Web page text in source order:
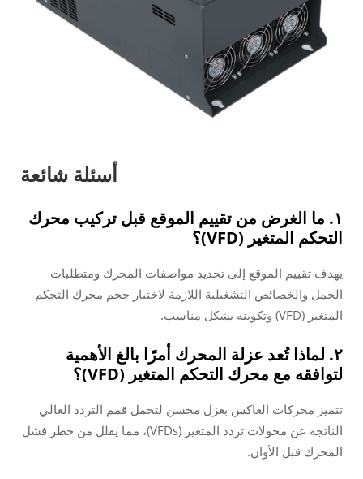
أسئلة شائعة
١. ما الغرض من تقييم الموقع قبل تركيب محرك
التحكم المتغير (VFD)؟
يهدف تقييم الموقع إلى تحديد مواصفات المحرك ومتطلبات
الحمل والخصائص التشغيلية اللازمة لاختيار حجم محرك التحكم
المتغير (VFD) وتكوينه بشكل مناسب.
٢. لماذا تُعد عزلة المحرك أمرًا بالغ الأهمية
لتوافقه مع محرك التحكم المتغير (VFD)؟
تتميز محركات العاكس بعزل محسن لتحمل قمم التردد العالي
الناتجة عن محولات تردد المتغير (VFDs)، مما يقلل من خطر فشل
المحرك قبل الأوان.